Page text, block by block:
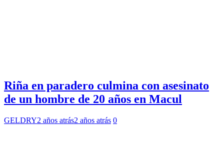
Riña en paradero culmina con asesinato
de un hombre de 20 años en Macul
GELDRY2 años atrás2 años atrás 0